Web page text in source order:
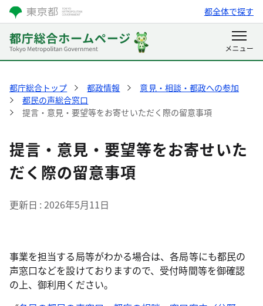
都全体で探す
都庁総合トップ 都政情報
意見・相談・都政への参加
都民の声総合窓口
提言・意見・要望等をお寄せいただく際の留意事項
提言・意見・要望等をお寄せいた
だく際の留意事項
更新日 2026年5月11日
事業を担当する局等がわかる場合は、各局等にも都民の
声窓口などを設けておりますので、受付時間等を御確認
の上、御利用ください。